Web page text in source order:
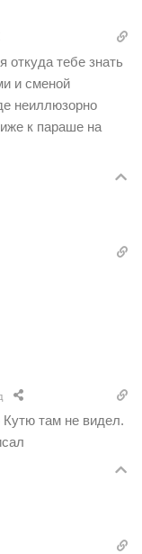
откуда тебе знать
и сменой
неиллюзорно
к параше на
там не видел.